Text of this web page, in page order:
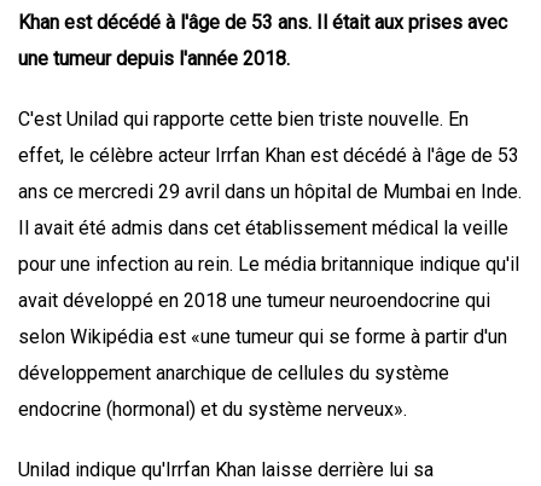
Khan est décédé à l'âge de 53 ans. Il était aux prises avec
une tumeur depuis l'année 2018.
C'est Unilad qui rapporte cette bien triste nouvelle. En
effet, le célèbre acteur Irrfan Khan est décédé à l'âge de 53
ans ce mercredi 29 avril dans un hôpital de Mumbai en Inde.
Il avait été admis dans cet établissement médical la veille
pour une infection au rein. Le média britannique indique qu'il
avait développé en 2018 une tumeur neuroendocrine qui
selon Wikipédia est «une tumeur qui se forme à partir d'un
développement anarchique de cellules du système
endocrine (hormonal) et du système nerveux».
Unilad indique qu'Irrfan Khan laisse derrière lui sa